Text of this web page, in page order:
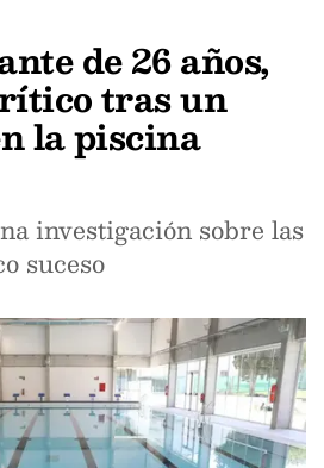
de 26 años,
tras un
la piscina
investigación sobre las
suceso